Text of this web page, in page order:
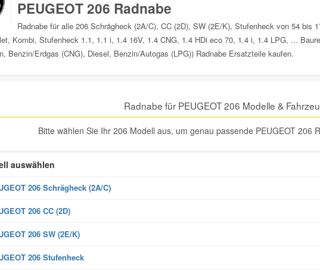
PEUGEOT 206 Radnabe
Radnabe für alle 206 Schrägheck (2A/C), CC (2D), SW (2E/K), Stufenheck von 54 bis
Kombi, Stufenheck 1.1, 1.1 i, 1.4 16V, 1.4 CNG, 1.4 HDi eco 70, 1.4 i, 1.4 LPG, ...
Benzin/Erdgas (CNG), Diesel, Benzin/Autogas (LPG)) Radnabe Ersatzteile kaufen.
Radnabe für PEUGEOT 206 Modelle &
Bitte wählen Sie Ihr 206 Modell aus, um genau passende PEUGEOT 206
auswählen
206 Schrägheck (2A/C)
206 CC (2D)
206 SW (2E/K)
206 Stufenheck